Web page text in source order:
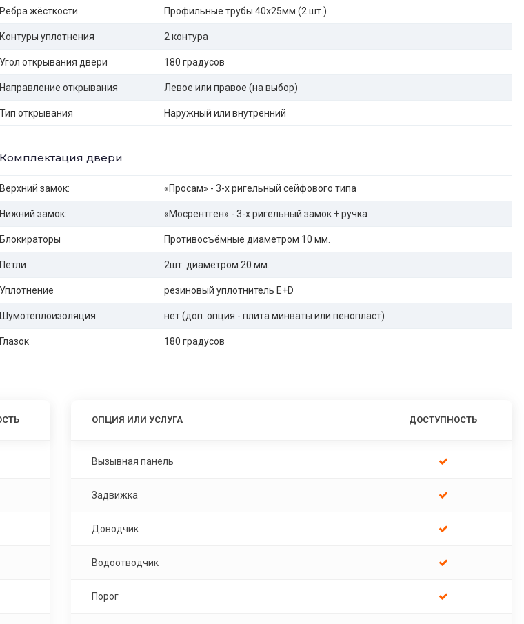
Ребра жёсткости Профильные трубы 40х25мм (2 шт.)
Контуры уплотнения 2 контура
Угол открывания двери 180 градусов
Направление открывания Левое или правое (на выбор)
Тип открывания Наружный или внутренний
Комплектация двери
Верхний замок: «Просам» - 3-х ригельный сейфового типа
Нижний замок: «Мосрентген» - 3-х ригельный замок + ручка
Блокираторы Противосъёмные диаметром 10 мм.
Петли 2шт. диаметром 20 мм.
Уплотнение резиновый уплотнитель E+D
Шумотеплоизоляция нет (доп. опция - плита минваты или пенопласт)
Глазок 180 градусов
ОПЦИЯ ИЛИ УСЛУГА ДОСТУПНОСТЬ
Вызывная панель
Задвижка
Доводчик
Водоотводчик
Порог